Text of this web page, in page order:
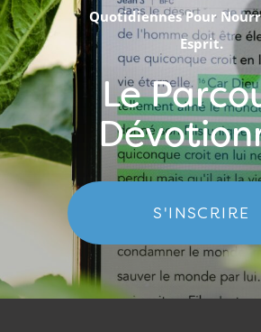
Quotidiennes Pour
Esprit.
Le
S'INSCRIRE